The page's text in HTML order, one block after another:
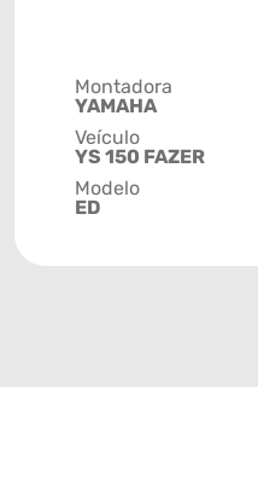
Montadora
YAMAHA
Veículo
YS 150 FAZER
Modelo
ED